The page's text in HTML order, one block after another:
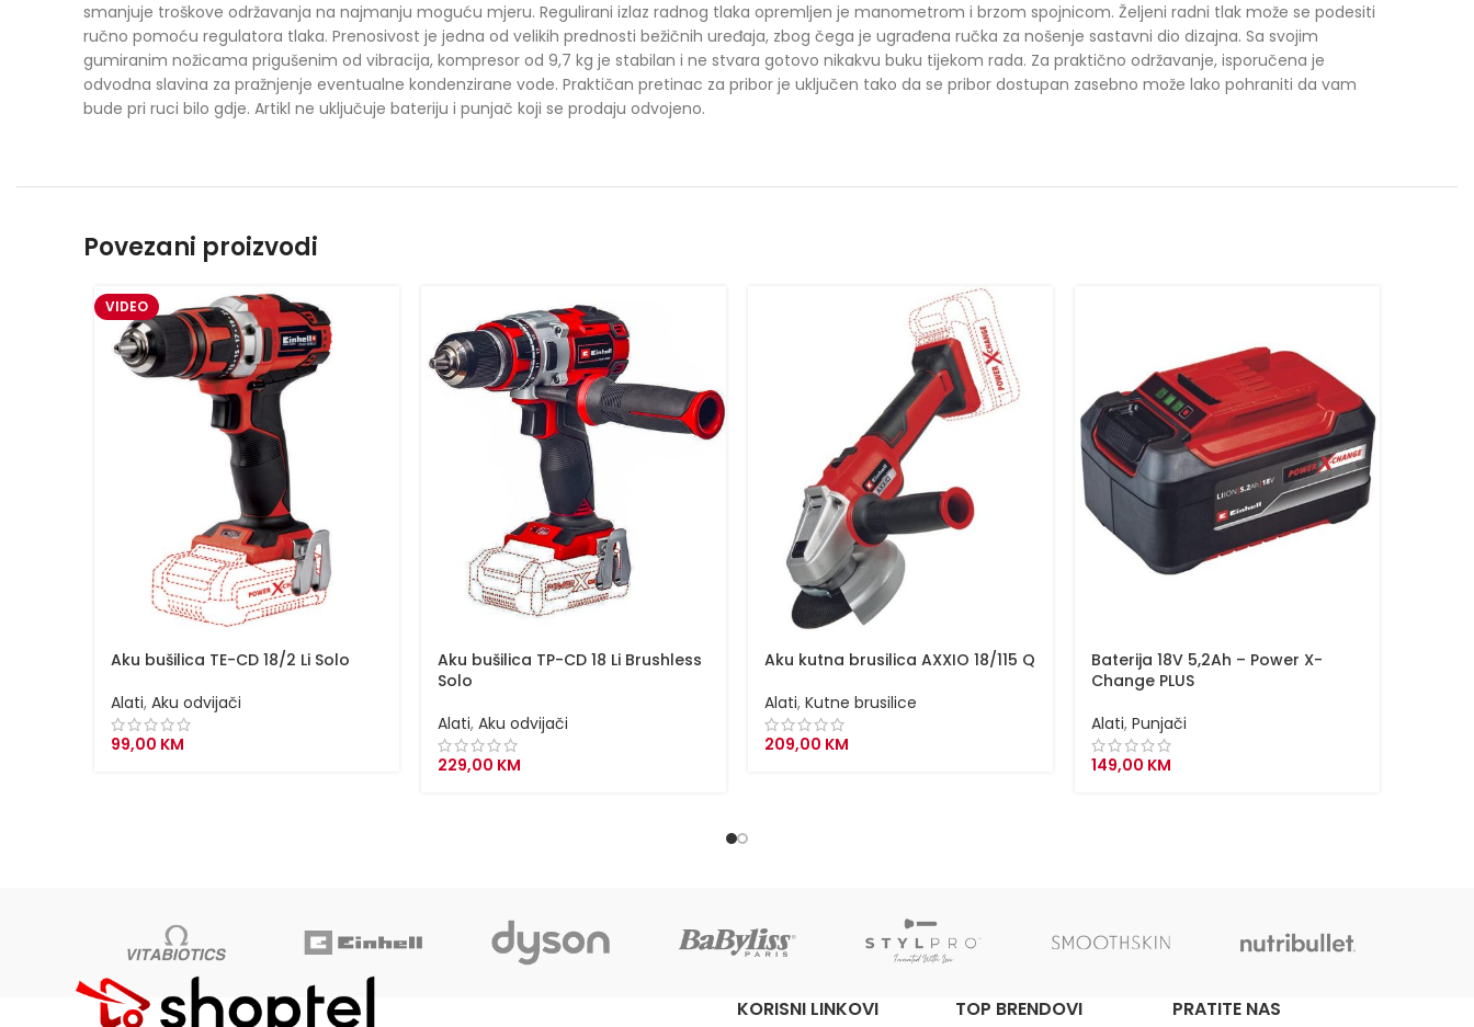
smanjuje troškove održavanja na najmanju moguću mjeru. Regulirani izlaz radnog tlaka opremljen je manometrom i brzom spojnicom. Željeni radni tlak može se podesiti
ručno pomoću regulatora tlaka. Prenosivost je jedna od velikih prednosti bežičnih uređaja, zbog čega je ugrađena ručka za nošenje sastavni dio dizajna. Sa svojim
gumiranim nožicama prigušenim od vibracija, kompresor od 9,7 kg je stabilan i ne stvara gotovo nikakvu buku tijekom rada. Za praktično održavanje, isporučena je
odvodna slavina za pražnjenje eventualne kondenzirane vode. Praktičan pretinac za pribor je uključen tako da se pribor dostupan zasebno može lako pohraniti da vam
bude pri ruci bilo gdje. Artikl ne uključuje bateriju i punjač koji se prodaju odvojeno.
Povezani proizvodi
VIDEO
Aku bušilica TE-CD 18/2 Li Solo
Alati, Aku odvijači
99,00 KM
Aku bušilica TP-CD 18 Li Brushless
Solo
Alati, Aku odvijači
229,00 KM
Aku kutna brusilica AXXIO 18/115 Q
Alati, Kutne brusilice
209,00 KM
Baterija 18V 5,2Ah – Power X-
Change PLUS
Alati, Punjači
149,00 KM
KORISNI LINKOVI TOP BRENDOVI PRATITE NAS